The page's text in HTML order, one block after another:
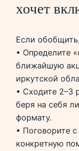
хочет
Если
• Определите
ближайшую
иркутской
• Сходите 2–3
беря на себя
формату.
• Поговорите
конкретную